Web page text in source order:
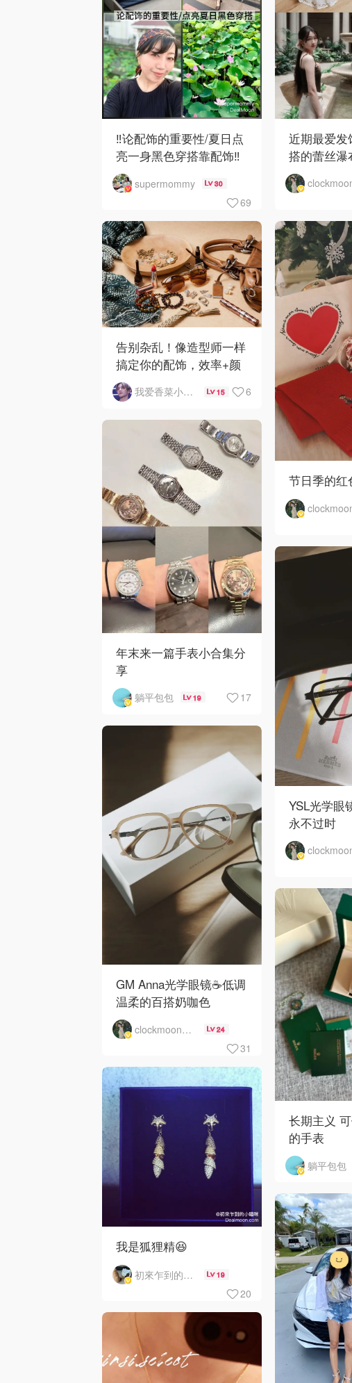
‼️论配饰的重要性/夏日点
亮一身黑色穿搭靠配饰‼️
supermommy 30
69
近期最爱发
搭的蕾丝瀑
告别杂乱！像造型师一样
搞定你的配饰，效率+颜
值双在线！
我爱香菜小绿人 15 6
节日季的红
年末来一篇手表小合集分
享
躺平包包 19 17
YSL光学眼
永不过时
GM Anna光学眼镜☕️低调
温柔的百搭奶咖色
clockmoon月儿 24
31
长期主义
的手表
躺平包包
我是狐狸精😆
初來乍到的小喵咪 19
20